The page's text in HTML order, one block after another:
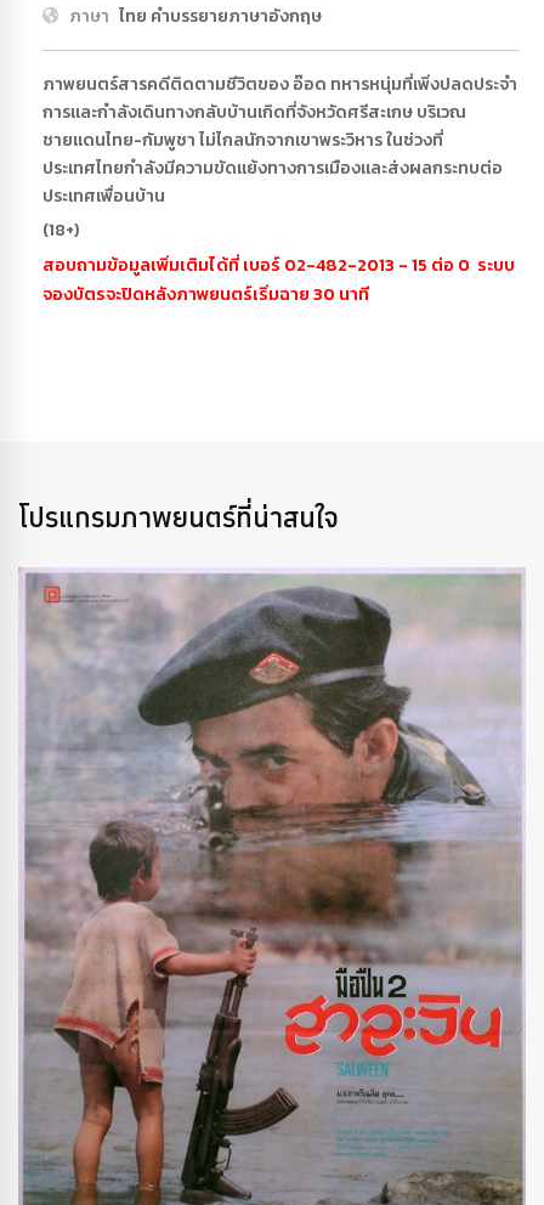
ภาษา ไทย คำบรรยายภาษาอังกฤษ
ภาพยนตร์สารคดีติดตามชีวิตของ อ๊อด ทหารหนุ่มที่เพิ่งปลดประจำ
การและกำลังเดินทางกลับบ้านเกิดที่จังหวัดศรีสะเกษ บริเวณ
ชายแดนไทย-กัมพูชา ไม่ไกลนักจากเขาพระวิหาร ในช่วงที่
ประเทศไทยกำลังมีความขัดแย้งทางการเมืองและส่งผลกระทบต่อ
ประเทศเพื่อนบ้าน
(18+)
สอบถามข้อมูลเพิ่มเติมได้ที่ เบอร์ 02-482-2013 - 15 ต่อ 0 ระบบ
จองบัตรจะปิดหลังภาพยนตร์เริ่มฉาย 30 นาที
โปรแกรมภาพยนตร์ที่น่าสนใจ